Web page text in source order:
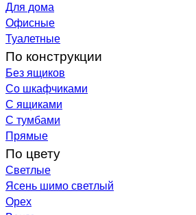
Для дома
Офисные
Туалетные
По конструкции
Без ящиков
Со шкафчиками
С ящиками
С тумбами
Прямые
По цвету
Светлые
Ясень шимо светлый
Орех